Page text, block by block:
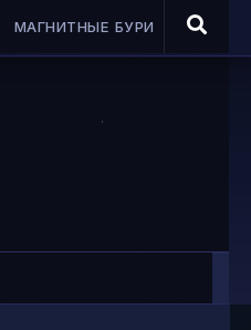
МАГНИТНЫЕ БУРИ